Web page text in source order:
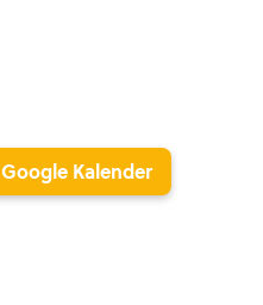
Google Kalender